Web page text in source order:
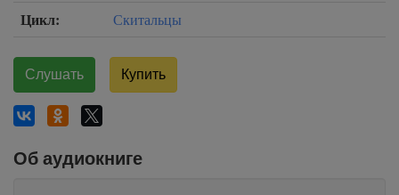
Цикл: Скитальцы
Слушать Купить
Об аудиокниге